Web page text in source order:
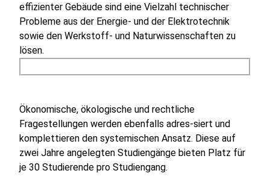
effizienter Gebäude sind eine Vielzahl technischer
Probleme aus der Energie- und der Elektrotechnik
sowie den Werkstoff- und Naturwissenschaften zu
lösen.
Ökonomische, ökologische und rechtliche
Fragestellungen werden ebenfalls adres-siert und
komplettieren den systemischen Ansatz. Diese auf
zwei Jahre angelegten Studiengänge bieten Platz für
je 30 Studierende pro Studiengang.